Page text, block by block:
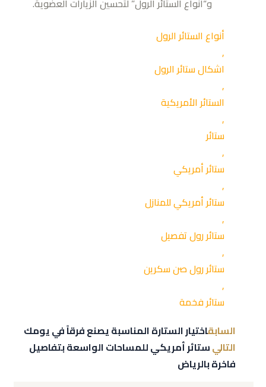
أنواع الستائر الرول
,
اشكال ستائر الرول
,
الستائر الأمريكية
,
ستائر
,
ستائر أمريكي
,
ستائر أمريكي للمنازل
,
ستائر رول تفصيل
,
ستائر رول صن سكرين
,
ستائر فخمة
السابقاختيار الستارة المناسبة يصنع فرقاً في يومك
التاليستائر أمريكي للمساحات الواسعة بتفاصيل
فاخرة بالرياض